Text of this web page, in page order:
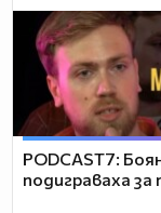
PODCAST7:
подиграваха